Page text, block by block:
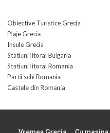
Obiective Turistice Grecia
Plaje Grecia
Insule Grecia
Statiuni litoral Bulgaria
Statiuni litoral Romania
Partii schi Romania
Castele din Romania